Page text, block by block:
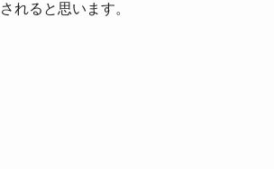
れると思います。